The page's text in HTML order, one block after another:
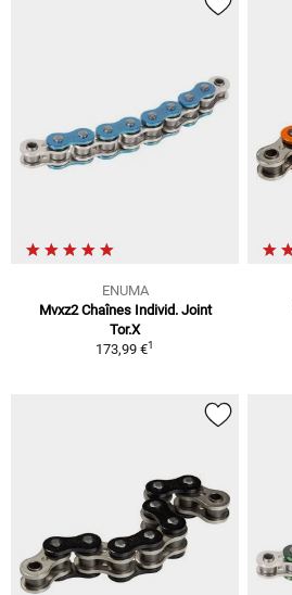
ENUMA
Mvxz2 Chaînes Individ. Joint
Tor.X
173,99 €1